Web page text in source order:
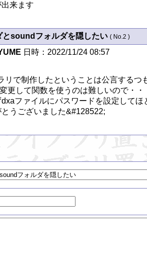
来ます
とsoundフォルダを隠したい ( No.2 )
日時：2022/11/24 08:57
リで制作したということは公言する
更して関数を使うのは難しいので・・
dxaファイルにパスワードを設定して
うございました&#128522;